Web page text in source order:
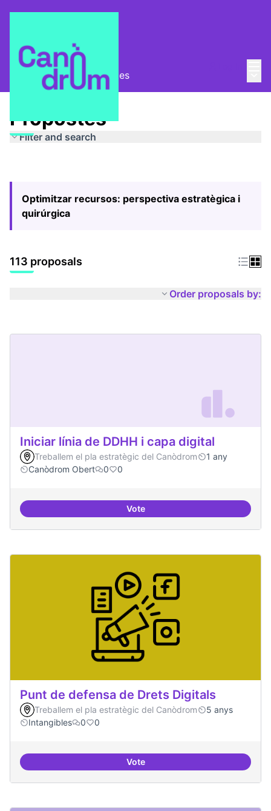
Pla Estratègic Propostes
Propostes
Filter and search
Optimitzar recursos: perspectiva estratègica i
quirúrgica
113 proposals
Order proposals by:
Iniciar línia de DDHH i capa digital
Treballem el pla estratègic del Canòdrom
1 any
Canòdrom Obert
0 0
VoteIniciar línia de DDHH i capa
Punt de defensa de Drets Digitals
Treballem el pla estratègic del Canòdrom
5 anys
Intangibles
0 0
VotePunt de defensa de Drets Digitals